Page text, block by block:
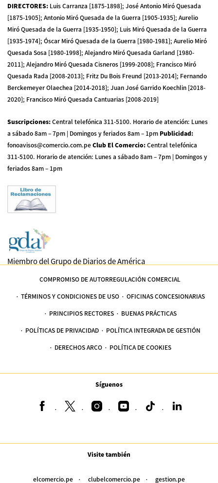
DIRECTORES: Luis Carranza [1875-1898]; José Antonio Miró Quesada
[1875-1905]; Antonio Miró Quesada de la Guerra [1905-1935]; Aurelio
Miró Quesada de la Guerra [1935-1950]; Luis Miró Quesada de la Guerra
[1935-1974]; Óscar Miró Quesada de la Guerra [1980-1981]; Aurelio Miró
Quesada Sosa [1980-1998]; Alejandro Miró Quesada Garland [1980-
2011]; Alejandro Miró Quesada Cisneros [1999-2008]; Francisco Miró
Quesada Rada [2008-2013]; Fritz Du Bois Freund [2013-2014]; Fernando
Berckemeyer Olaechea [2014-2018]; Juan José Garrido Koechlin [2018-
2020]; Francisco Miró Quesada Cantuarias [2008-2019]
Suscripciones:Central telefónica 311-5100. Horario de atención: Lunes
a sábado 8am – 7pm | Domingos y feriados 8am – 1pm Publicidad:
fonoavisos@comercio.com.peClub El Comercio:Central telefónica
311-5100. Horario de atención: Lunes a sábado 8am – 7pm | Domingos y
feriados 8am – 1pm
Miembro del Grupo de Diarios de América
COMPROMISO DE AUTORREGULACIÓN COMERCIAL
TÉRMINOS Y CONDICIONES DE USO OFICINAS CONCESIONARIAS
PRINCIPIOS RECTORES BUENAS PRÁCTICAS
POLÍTICAS DE PRIVACIDAD POLÍTICA INTEGRADA DE GESTIÓN
DERECHOS ARCO POLÍTICA DE COOKIES
Síguenos
Visite también
elcomercio.pe clubelcomercio.pe gestion.pe